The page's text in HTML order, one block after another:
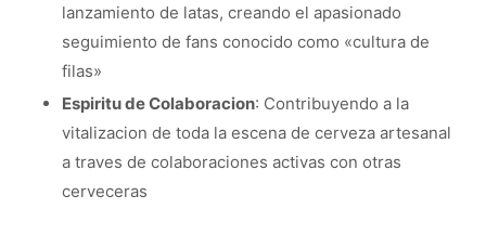
lanzamiento de latas, creando el apasionado
seguimiento de fans conocido como «cultura de
filas»
Espiritu de Colaboracion: Contribuyendo a la
vitalizacion de toda la escena de cerveza artesanal
a traves de colaboraciones activas con otras
cerveceras